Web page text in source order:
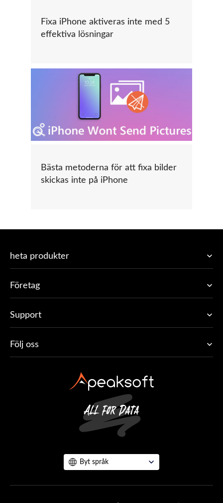
Fixa iPhone aktiveras inte med 5
effektiva lösningar
Bästa metoderna för att fixa bilder
skickas inte på iPhone
heta produkter
Företag
Support
Följ oss
Byt språk